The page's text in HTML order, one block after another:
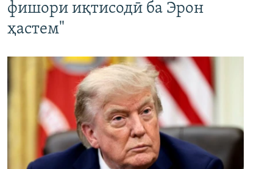
фишори иқтисодӣ ба Эрон
ҳастем"